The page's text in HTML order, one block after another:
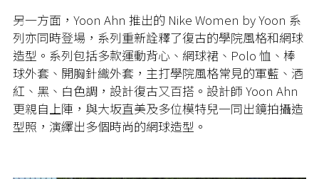
另一方面，Yoon Ahn 推出的 Nike Women by Yoon 系
列亦同時登場，系列重新詮釋了復古的學院風格和網球
造型。系列包括多款運動背心、網球裙、Polo 恤、棒
球外套、開胸針織外套，主打學院風格常見的軍藍、酒
紅、黑、白色調，設計復古又百搭。設計師 Yoon Ahn
更親自上陣，與大坂直美及多位模特兒一同出鏡拍攝造
型照，演繹出多個時尚的網球造型。